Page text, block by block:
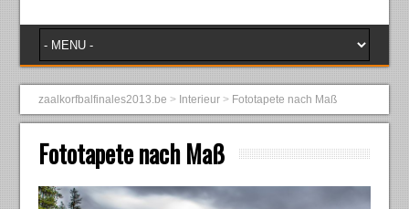
zaalkorfbalfinales2013.be > Interieur > Fototapete nach Maß
Fototapete nach Maß